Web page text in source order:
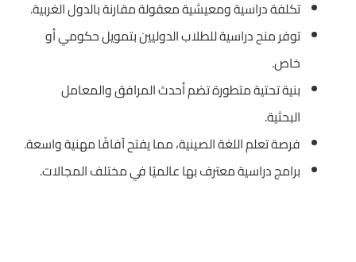
تكلفة دراسية ومعيشية معقولة مقارنة بالدول الغربية.
توفر منح دراسية للطلاب الدوليين بتمويل حكومي أو
خاص.
بنية تحتية متطورة تضم أحدث المرافق والمعامل
البحثية.
فرصة تعلم اللغة الصينية، مما يفتح آفاقًا مهنية واسعة.
برامج دراسية معترف بها عالميًا في مختلف المجالات.